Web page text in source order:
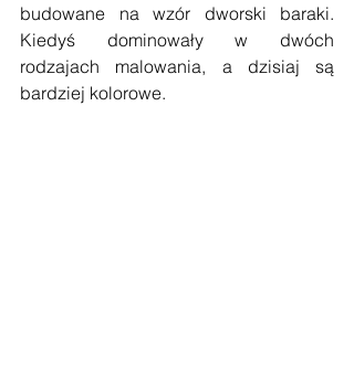
budowane na wzór dworski baraki.
Kiedyś dominowały w dwóch
rodzajach malowania, a dzisiaj są
bardziej kolorowe.